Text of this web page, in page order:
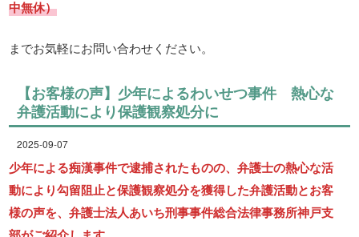
中無休）
までお気軽にお問い合わせください。
【お客様の声】少年によるわいせつ事件 熱心な
弁護活動により保護観察処分に
2025-09-07
少年による痴漢事件で逮捕されたものの、弁護士の熱心な活
動により勾留阻止と保護観察処分を獲得した弁護活動とお客
様の声を、弁護士法人あいち刑事事件総合法律事務所神戸支